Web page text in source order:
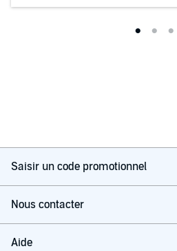
Saisir un code promotionnel
Nous contacter
Aide